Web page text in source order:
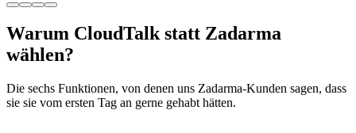
Warum CloudTalk statt Zadarma
wählen?
Die sechs Funktionen, von denen uns Zadarma-Kunden sagen, dass
sie sie vom ersten Tag an gerne gehabt hätten.